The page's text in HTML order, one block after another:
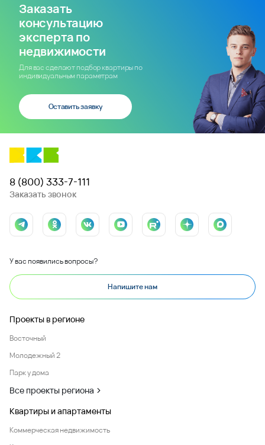
Заказать
консультацию
эксперта по
недвижимости
Для вас сделают подбор квартиры по
индивидуальным параметрам
Оставить заявку
8 (800) 333-7-111
Заказать звонок
У вас появились вопросы?
Напишите нам
Проекты в регионе
Восточный
Молодежный 2
Парк у дома
Все проекты региона
Квартиры и апартаменты
Коммерческая недвижимость